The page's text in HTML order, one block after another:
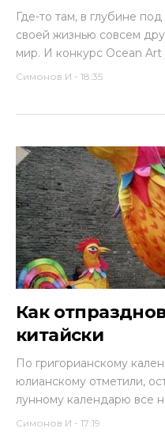
Где-то там, в глубине
своей жизнью совсем
мир. И конкурс Ocean
Симонов И - 18:35
Как
китайски
По григорианскому
юлианскому отметили,
лунному календарю все
Симонов И - 17:19